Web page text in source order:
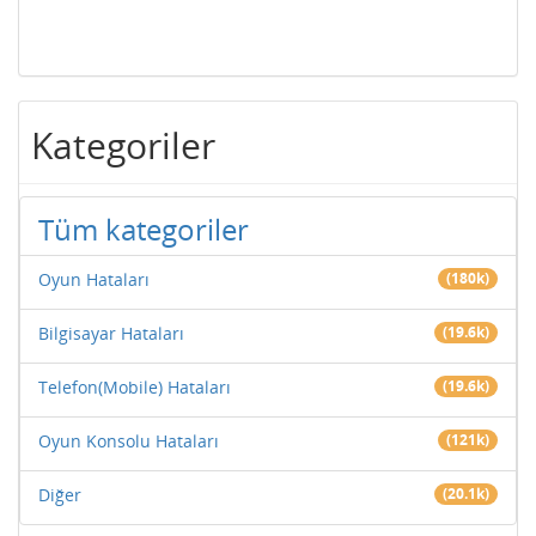
Kategoriler
Tüm kategoriler
Oyun Hataları (180k)
Bilgisayar Hataları (19.6k)
Telefon(Mobile) Hataları (19.6k)
Oyun Konsolu Hataları (121k)
Diğer (20.1k)